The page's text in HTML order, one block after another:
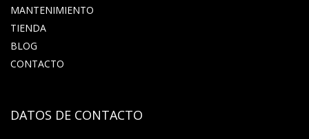
MANTENIMIENTO
TIENDA
BLOG
CONTACTO
DATOS DE CONTACTO